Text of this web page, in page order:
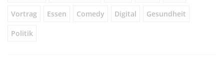
Vortrag Essen Comedy Digital Gesundheit
Politik